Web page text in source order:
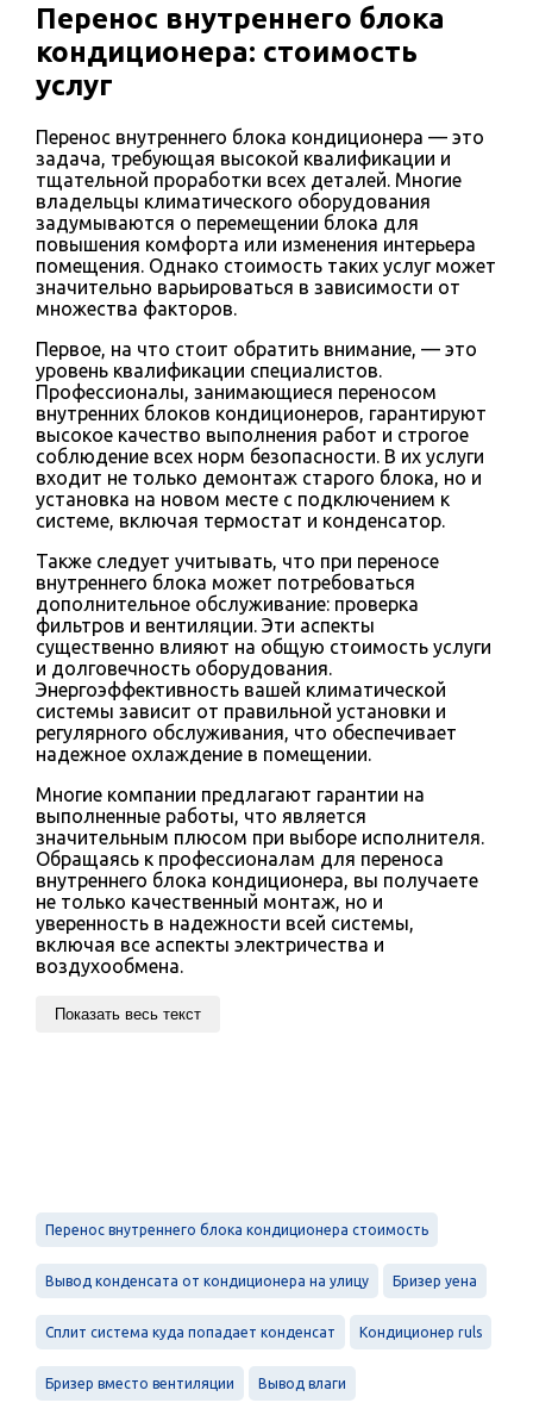
Перенос внутреннего блока
кондиционера: стоимость
услуг
Перенос внутреннего блока кондиционера — это
задача, требующая высокой квалификации и
тщательной проработки всех деталей. Многие
владельцы климатического оборудования
задумываются о перемещении блока для
повышения комфорта или изменения интерьера
помещения. Однако стоимость таких услуг может
значительно варьироваться в зависимости от
множества факторов.
Первое, на что стоит обратить внимание, — это
уровень квалификации специалистов.
Профессионалы, занимающиеся переносом
внутренних блоков кондиционеров, гарантируют
высокое качество выполнения работ и строгое
соблюдение всех норм безопасности. В их услуги
входит не только демонтаж старого блока, но и
установка на новом месте с подключением к
системе, включая термостат и конденсатор.
Также следует учитывать, что при переносе
внутреннего блока может потребоваться
дополнительное обслуживание: проверка
фильтров и вентиляции. Эти аспекты
существенно влияют на общую стоимость услуги
и долговечность оборудования.
Энергоэффективность вашей климатической
системы зависит от правильной установки и
регулярного обслуживания, что обеспечивает
надежное охлаждение в помещении.
Многие компании предлагают гарантии на
выполненные работы, что является
значительным плюсом при выборе исполнителя.
Обращаясь к профессионалам для переноса
внутреннего блока кондиционера, вы получаете
не только качественный монтаж, но и
уверенность в надежности всей системы,
включая все аспекты электричества и
воздухообмена.
Показать весь текст
Перенос внутреннего блока кондиционера стоимость
Вывод конденсата от кондиционера на улицу Бризер уена
Сплит система куда попадает конденсат Кондиционер ruls
Бризер вместо вентиляции Вывод влаги